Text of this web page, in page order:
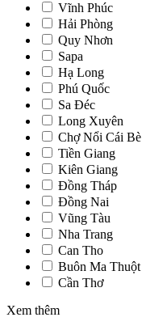
Vĩnh Phúc
Hải Phòng
Quy Nhơn
Sapa
Hạ Long
Phú Quốc
Sa Đéc
Long Xuyên
Chợ Nổi Cái Bè
Tiền Giang
Kiên Giang
Đồng Tháp
Đồng Nai
Vũng Tàu
Nha Trang
Can Tho
Buôn Ma Thuột
Cần Thơ
Xem thêm